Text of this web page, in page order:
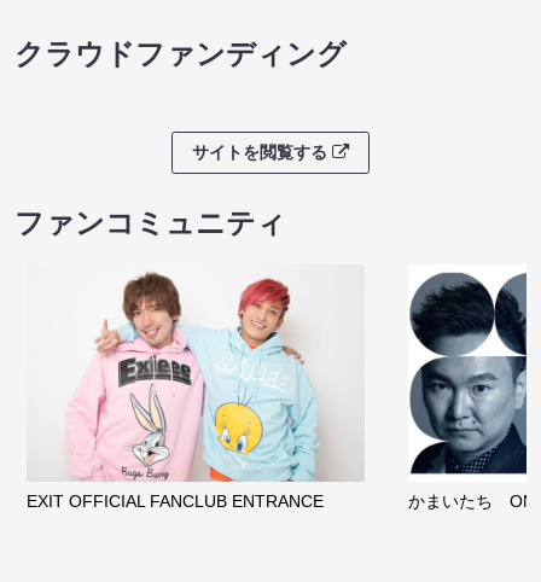
クラウドファンディング
サイトを閲覧する
ファンコミュニティ
EXIT OFFICIAL FANCLUB ENTRANCE かまいたち